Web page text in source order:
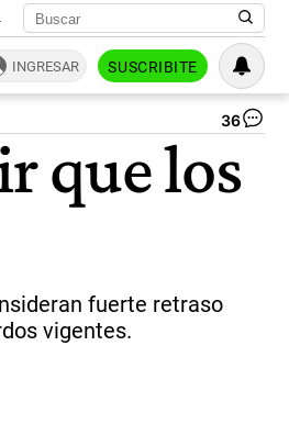
INGRESAR SUSCRIBITE
36
que los
fuerte retraso
vigentes.